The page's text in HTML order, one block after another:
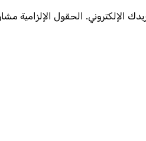
الإلكتروني. الحقول الإلزامية مشار